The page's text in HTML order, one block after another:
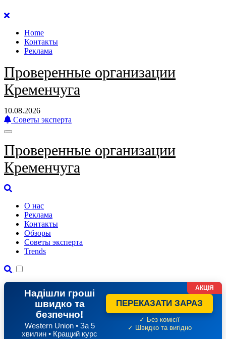
Перейти
содержанию
Home
Контакты
Реклама
Проверенные организации
Кременчуга
10.08.2026
Советы эксперта
Проверенные организации
Кременчуга
О нас
Реклама
Контакты
Обзоры
Советы эксперта
Trends
Надішли гроші
швидко та
безпечно!
Western Union • За 5
хвилин • Кращий курс
ПЕРЕКАЗАТИ ЗАРАЗ
✓ Без комісії
✓ Швидко та вигідно
АКЦІЯ